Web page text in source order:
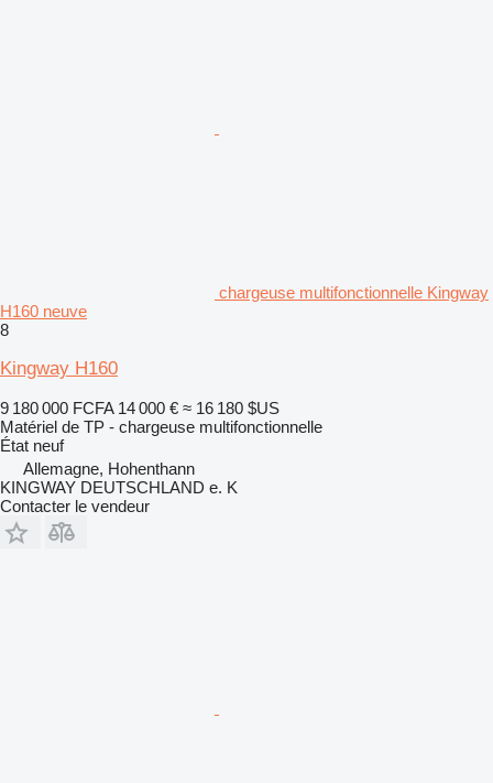
chargeuse multifonctionnelle Kingway
H160 neuve
8
Kingway H160
9 180 000 FCFA 14 000 € ≈ 16 180 $US
Matériel de TP - chargeuse multifonctionnelle
État neuf
Allemagne, Hohenthann
KINGWAY DEUTSCHLAND e. K
Contacter le vendeur